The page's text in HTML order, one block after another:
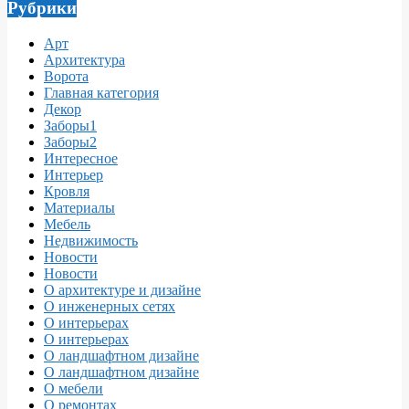
Рубрики
Арт
Архитектура
Ворота
Главная категория
Декор
Заборы1
Заборы2
Интересное
Интерьер
Кровля
Материалы
Мебель
Недвижимость
Новости
Новости
О архитектуре и дизайне
О инженерных сетях
О интерьерах
О интерьерах
О ландшафтном дизайне
О ландшафтном дизайне
О мебели
О ремонтах